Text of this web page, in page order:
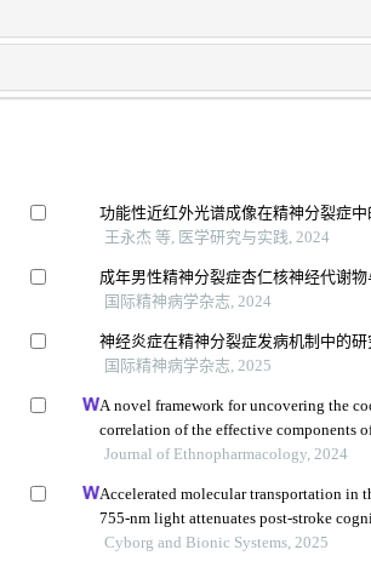
功能性近红外光谱成像在精神分裂症中
王永杰 等, 医学研究与实践, 2024
成年男性精神分裂症杏仁核神经代谢物
国际精神病学杂志, 2024
神经炎症在精神分裂症发病机制中的
国际精神病学杂志, 2025
A novel framework for uncovering the
correlation of the effective components
cerebral ischemia-reperfusion injury in rats
Journal of Ethnopharmacology, 2024
Accelerated molecular transportation in
755-nm light attenuates post-stroke
Cyborg and Bionic Systems, 2025